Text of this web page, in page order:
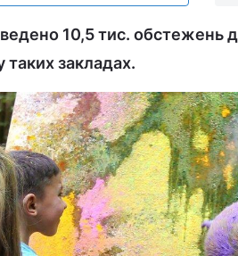
10,5 тис. обстежень
таких закладах.